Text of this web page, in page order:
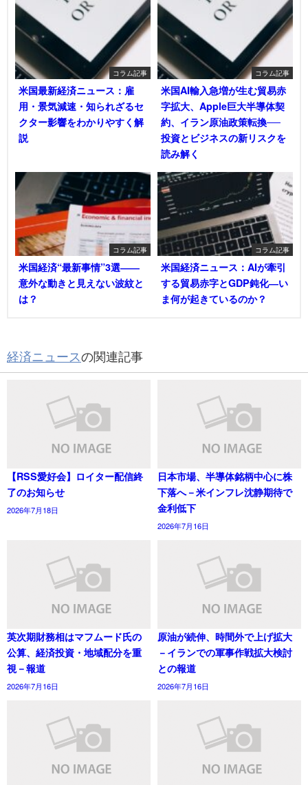
コラム記事
米国最新経済ニュース：雇
用・景気減速・知られざるセ
クター影響をわかりやすく解
説
コラム記事
米国AI輸入急増が生む貿易赤
字拡大、Apple巨大半導体契
約、イラン原油政策転換──
投資とビジネスの新リスクを
読み解く
コラム記事
米国経済“最新事情”3選――
意外な動きと見えない波紋と
は？
コラム記事
米国経済ニュース：AIが牽引
する貿易赤字とGDP鈍化―い
ま何が起きているのか？
経済ニュースの関連記事
【RSS愛好会】ロイター配信終
了のお知らせ
2026年7月18日
日本市場、半導体銘柄中心に株
下落へ－米インフレ沈静期待で
金利低下
2026年7月16日
英次期財務相はマフムード氏の
公算、経済投資・地域配分を重
視－報道
2026年7月16日
原油が続伸、時間外で上げ拡大
－イランでの軍事作戦拡大検討
との報道
2026年7月16日